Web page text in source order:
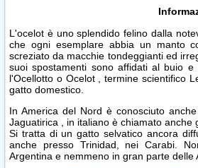
L'ocelot è uno splendido felino dalla
che ogni esemplare abbia un manto
screziato da macchie tondeggianti ed
suoi spostamenti sono affidati al buio
l'Ocellotto o Ocelot , termine scientifico
gatto domestico.
In America del Nord è conosciuto
Jaguatirica , in italiano è chiamato anche
Si tratta di un gatto selvatico ancora
anche presso Trinidad, nei Carabi.
Argentina e nemmeno in gran parte delle